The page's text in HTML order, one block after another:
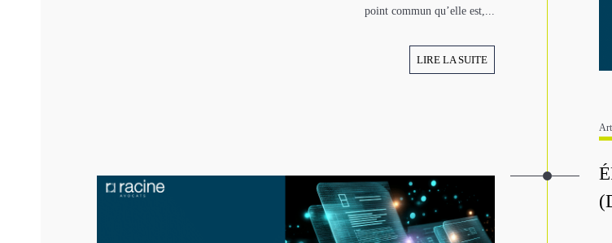
point commun qu’elle est,...
LIRE LA SUITE